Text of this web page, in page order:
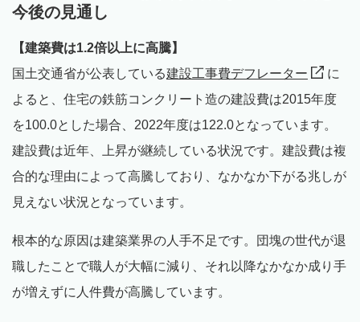
今後の見通し
【建築費は1.2倍以上に高騰】
国土交通省が公表している建設工事費デフレーター
に
よると、住宅の鉄筋コンクリート造の建設費は2015年度
を100.0とした場合、2022年度は122.0となっています。
建設費は近年、上昇が継続している状況です。建設費は複
合的な理由によって高騰しており、なかなか下がる兆しが
見えない状況となっています。
根本的な原因は建築業界の人手不足です。団塊の世代が退
職したことで職人が大幅に減り、それ以降なかなか成り手
が増えずに人件費が高騰しています。